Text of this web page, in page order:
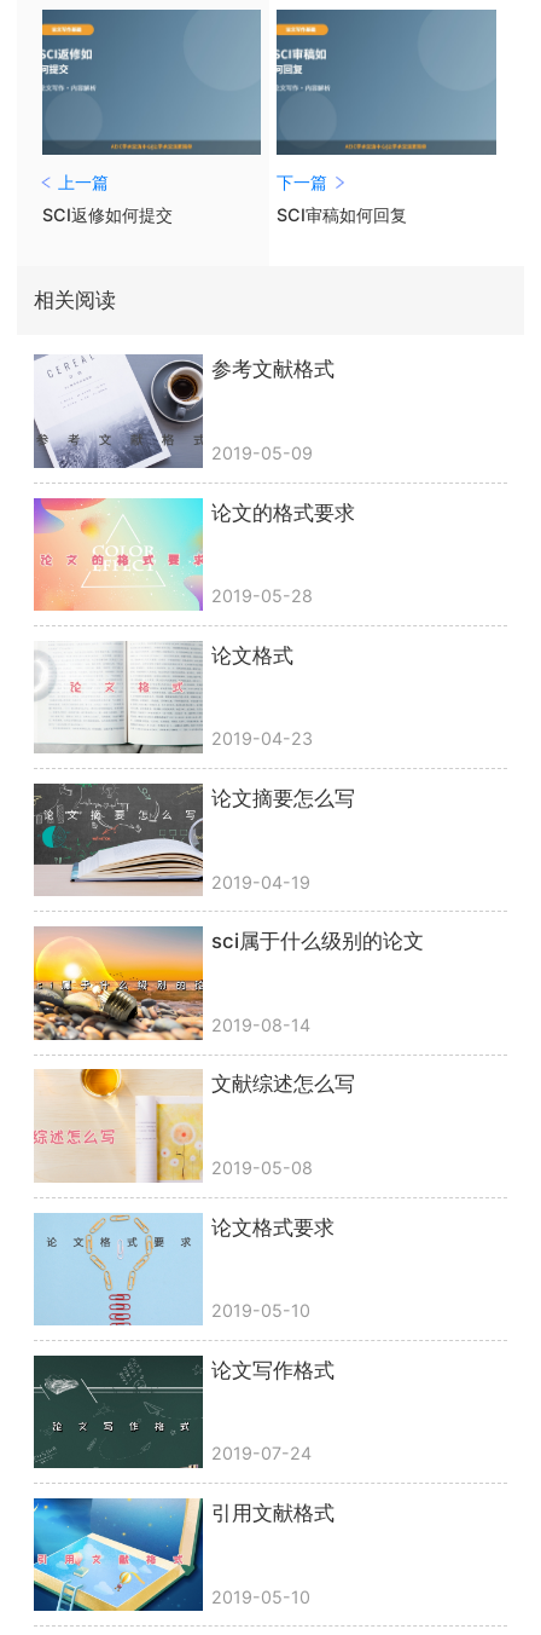
上一篇
SCI返修如何提交
下一篇
SCI审稿如何回复
相关阅读
参考文献格式
2019-05-09
论文的格式要求
2019-05-28
论文格式
2019-04-23
论文摘要怎么写
2019-04-19
sci属于什么级别的论文
2019-08-14
文献综述怎么写
2019-05-08
论文格式要求
2019-05-10
论文写作格式
2019-07-24
引用文献格式
2019-05-10